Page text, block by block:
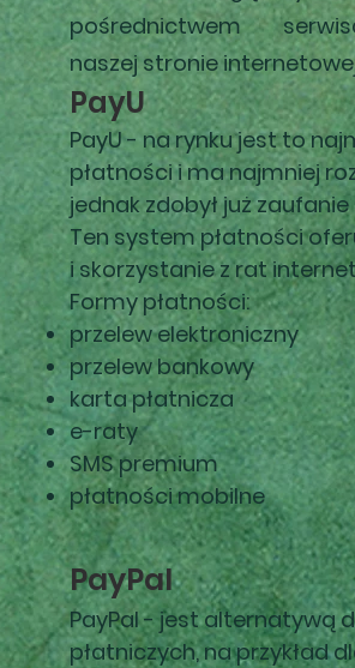
pośrednictwem
naszejstronie
PayU
PayU - na rynku jest to
płatności i ma najmniej
jednak zdobył już
Ten system płatności
i skorzystanie z rat
Formy płatności:
przelew elektroniczny
przelew bankowy
karta płatnicza
e-raty
SMS premium
płatności mobilne
PayPal
PayPal - jest alternatywą
płatniczych, na przykład